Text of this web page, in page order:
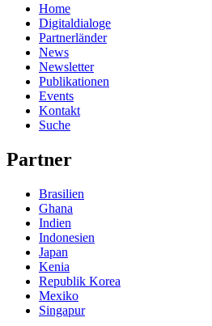
Home
Digitaldialoge
Partnerländer
News
Newsletter
Publikationen
Events
Kontakt
Suche
Partner
Brasilien
Ghana
Indien
Indonesien
Japan
Kenia
Republik Korea
Mexiko
Singapur